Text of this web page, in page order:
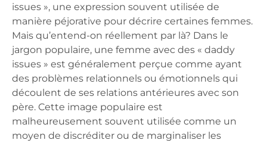
issues », une expression souvent utilisée de
manière péjorative pour décrire certaines femmes.
Mais qu’entend-on réellement par là? Dans le
jargon populaire, une femme avec des « daddy
issues » est généralement perçue comme ayant
des problèmes relationnels ou émotionnels qui
découlent de ses relations antérieures avec son
père. Cette image populaire est
malheureusement souvent utilisée comme un
moyen de discréditer ou de marginaliser les